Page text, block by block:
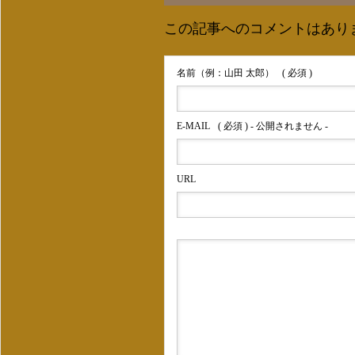
この記事へのコメントはあり
名前（例：山田 太郎） ( 必須 )
E-MAIL ( 必須 ) - 公開されません -
URL